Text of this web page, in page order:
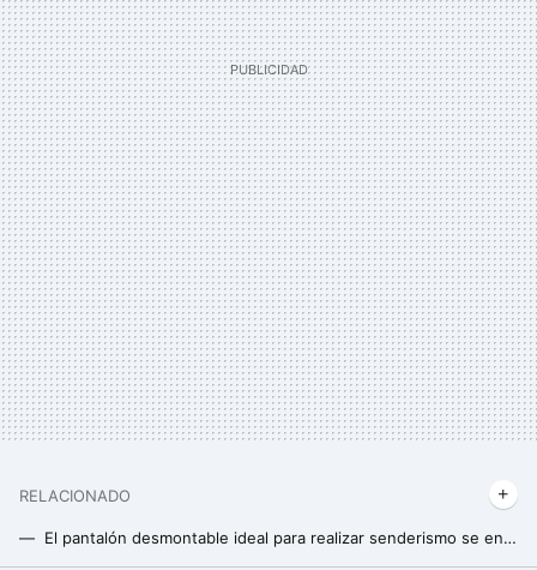
RELACIONADO
El pantalón desmontable ideal para realizar senderismo se encuentra rebajado en Decathlon